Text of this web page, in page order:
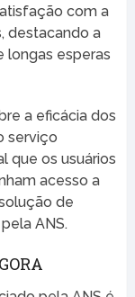
com a
destacando a
longas esperas
a eficácia dos
serviço
que os usuários
acesso a
de
ANS.